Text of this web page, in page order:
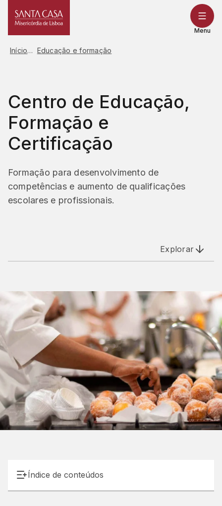
para
Menu
Início Educação e formação
Centro de Educação,
Formação e
Certificação
Formação para desenvolvimento de
competências e aumento de qualificações
escolares e profissionais.
Explorar
Índice de conteúdos